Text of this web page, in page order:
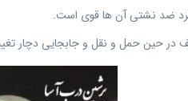
ضد نشتی آن ها قوی است.
در حین حمل و نقل و جابجایی دچار